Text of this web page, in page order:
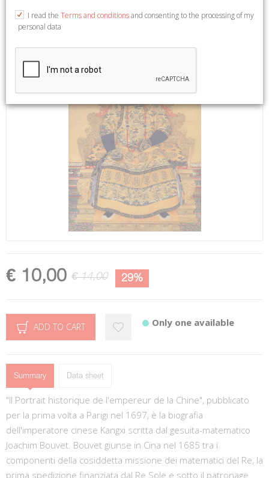
€ 10,00 € 14,00 29%
ADD TO CART Only one available
Summary Data sheet
"Il Portrait historique de l'empereur de la Chine", pubblicato
per la prima volta a Parigi nel 1697, è la biografia
dell'imperatore cinese Kangxi scritta dal gesuita-matematico
Joachim Bouvet. Bouvet giunse in Cina nel 1685 tra i
componenti della cosiddetta missione dei matematici del Re, la
prima spedizione finanziata dal Re Sole e sotto il patronage
I read the Terms and conditionsand consenting to the processing of my
personal data